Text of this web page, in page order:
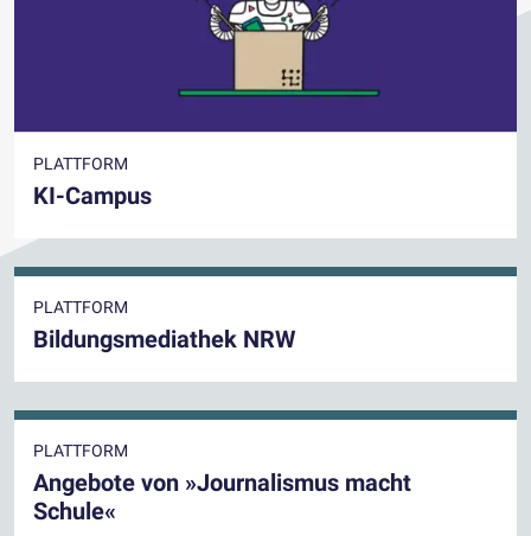
PLATTFORM
KI-Campus
PLATTFORM
Bildungsmediathek NRW
PLATTFORM
Angebote von »Journalismus macht
Schule«